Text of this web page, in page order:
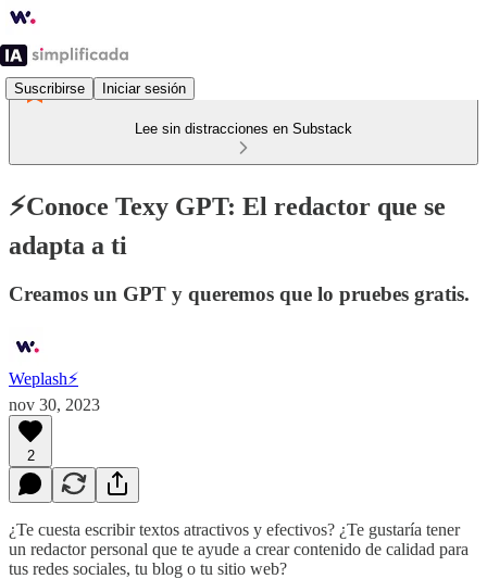
Suscribirse Iniciar sesión
Lee sin distracciones en Substack
⚡Conoce Texy GPT: El redactor que se
adapta a ti
Creamos un GPT y queremos que lo pruebes gratis.
Weplash⚡️
nov 30, 2023
2
¿Te cuesta escribir textos atractivos y efectivos? ¿Te gustaría tener
un redactor personal que te ayude a crear contenido de calidad para
tus redes sociales, tu blog o tu sitio web?